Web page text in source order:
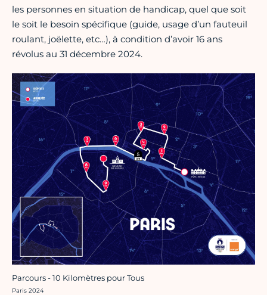
les personnes en situation de handicap, quel que soit
le soit le besoin spécifique (guide, usage d’un fauteuil
roulant, joëlette, etc…), à condition d’avoir 16 ans
révolus au 31 décembre 2024.
Parcours - 10 Kilomètres pour Tous
Crédit photo :
Paris 2024